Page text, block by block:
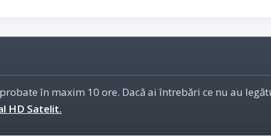
în maxim 10 ore. Dacă ai întrebări ce nu au
HD Satelit.